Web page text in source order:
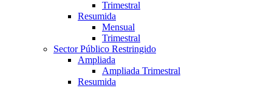
Trimestral
Resumida
Mensual
Trimestral
Sector Público Restringido
Ampliada
Ampliada Trimestral
Resumida